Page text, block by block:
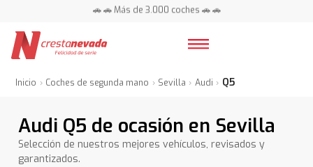
🚗 🚗 Más de 3.000 coches 🚗 🚗
Inicio Coches de segunda mano Sevilla Audi Q5
Audi Q5 de ocasión en Sevilla
Selección de nuestros mejores vehículos, revisados y
garantizados.